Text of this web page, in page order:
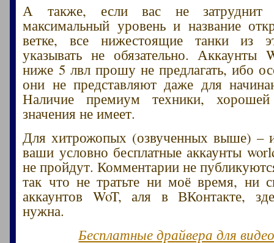
А также, если вас не затруднит
максимальный уровень и название
ветке, все нижестоящие танки из
указывать не обязательно. Аккаунты
ниже 5 лвл прошу не предлагать, ибо
они не представляют даже для
Наличие премиум техники, хорошей
значения не имеет.
Для хитрожопых (озвученных выше) –
ваши условно бесплатные аккаунты
не пройдут. Комментарии не
так что не тратьте ни моё время, ни
аккаунтов WoT, аля в ВКонтакте,
нужна.
Бесплатные драйвера для